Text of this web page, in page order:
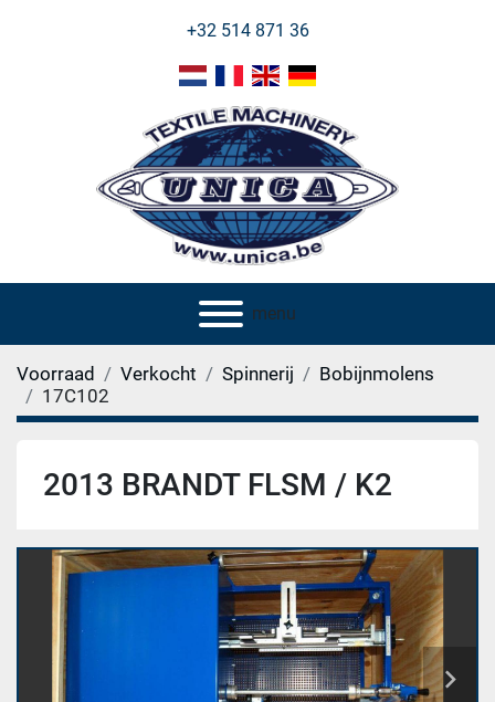
+32 514 871 36
menu
Voorraad Verkocht Spinnerij
Bobijnmolens
17C102
2013 BRANDT FLSM / K2